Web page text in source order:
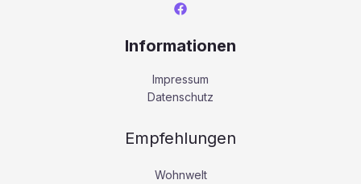
Informationen
Impressum
Datenschutz
Empfehlungen
Wohnwelt